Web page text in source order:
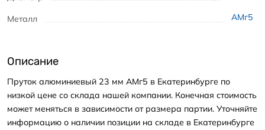
Металл АМг5
Описание
Пруток алюминиевый 23 мм АМг5 в Екатеринбурге по
низкой цене со склада нашей компании. Конечная стоимость
может меняться в зависимости от размера партии. Уточняйте
информацию о наличии позиции на складе в Екатеринбурге